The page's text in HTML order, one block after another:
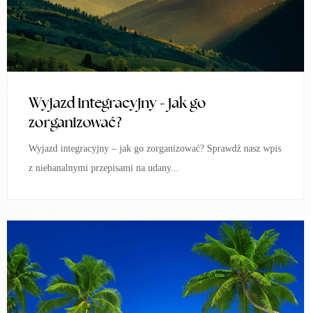
Wyjazd integracyjny - jak go
zorganizować?
Wyjazd integracyjny – jak go zorganizować? Sprawdź nasz wpis
z niebanalnymi przepisami na udany...